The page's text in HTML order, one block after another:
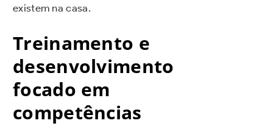
existem na casa.
Treinamento e
desenvolvimento
focado em
competências